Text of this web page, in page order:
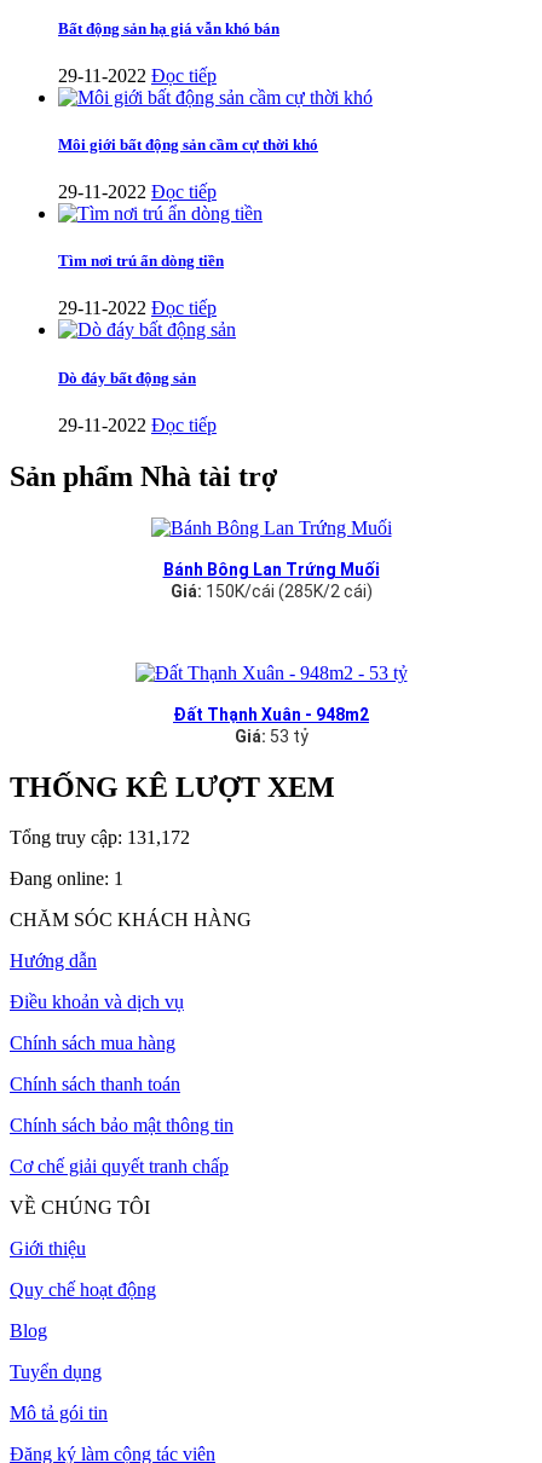
Bất động sản hạ giá vẫn khó bán
29-11-2022 Đọc tiếp
Môi giới bất động sản cầm cự thời khó
29-11-2022 Đọc tiếp
Tìm nơi trú ẩn dòng tiền
29-11-2022 Đọc tiếp
Dò đáy bất động sản
29-11-2022 Đọc tiếp
Sản phẩm Nhà tài trợ
Bánh Bông Lan Trứng Muối
Giá: 150K/cái (285K/2 cái)
Đất Thạnh Xuân - 948m2
Giá: 53 tỷ
THỐNG KÊ LƯỢT XEM
Tổng truy cập: 131,172
Đang online: 1
CHĂM SÓC KHÁCH HÀNG
Hướng dẫn
Điều khoản và dịch vụ
Chính sách mua hàng
Chính sách thanh toán
Chính sách bảo mật thông tin
Cơ chế giải quyết tranh chấp
VỀ CHÚNG TÔI
Giới thiệu
Quy chế hoạt động
Blog
Tuyển dụng
Mô tả gói tin
Đăng ký làm cộng tác viên